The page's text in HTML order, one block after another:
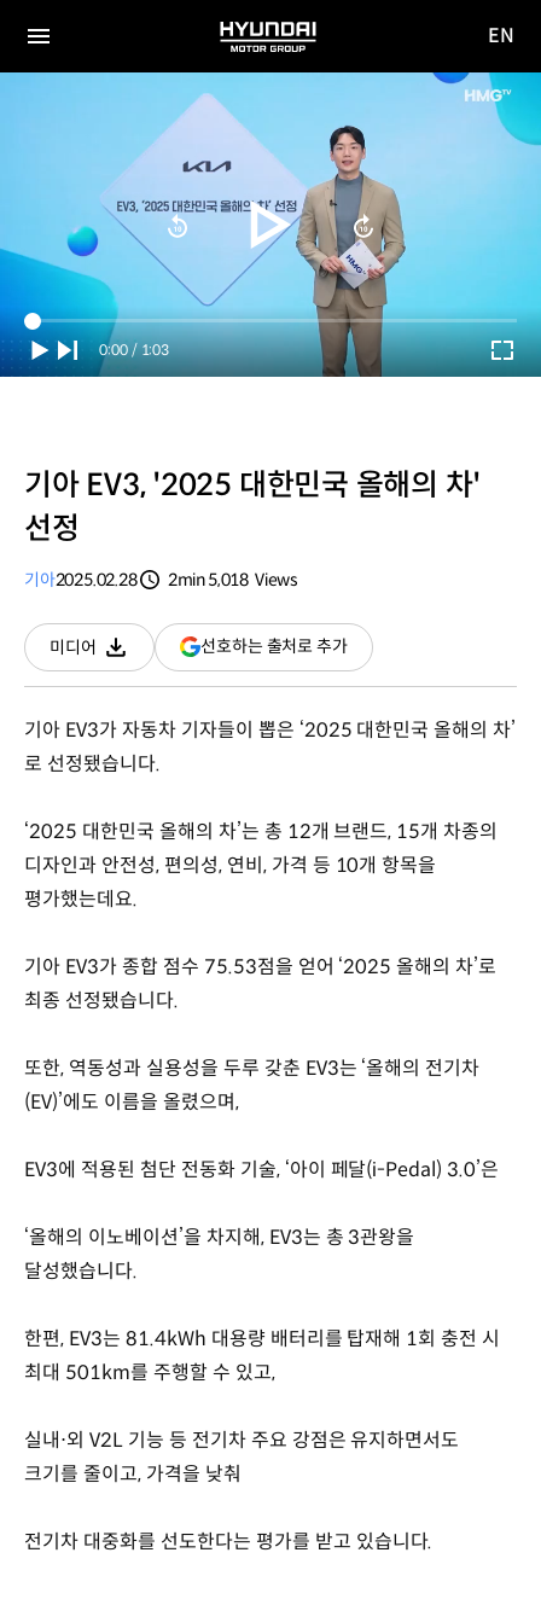
전체
HYUNDAI
MOTOR
GROUP
사이
이동
EN
Current
Time
0:00 / Duration
1:03
기아 EV3, '2025 대한민국 올해의 차'
선정
기아2025.02.28
2min5,018 Views
미디어
다운로드
선호하는 출처로 추가(새
창
기아 EV3가 자동차 기자들이 뽑은 ‘2025 대한민국 올해의 차’
로 선정됐습니다.
‘2025 대한민국 올해의 차’는 총 12개 브랜드, 15개 차종의
디자인과 안전성, 편의성, 연비, 가격 등 10개 항목을
평가했는데요.
기아 EV3가 종합 점수 75.53점을 얻어 ‘2025 올해의 차’로
최종 선정됐습니다.
또한, 역동성과 실용성을 두루 갖춘 EV3는 ‘올해의 전기차
(EV)’에도 이름을 올렸으며,
EV3에 적용된 첨단 전동화 기술, ‘아이 페달(i-Pedal) 3.0’은
‘올해의 이노베이션’을 차지해, EV3는 총 3관왕을
달성했습니다.
한편, EV3는 81.4kWh 대용량 배터리를 탑재해 1회 충전 시
최대 501km를 주행할 수 있고,
실내⋅외 V2L 기능 등 전기차 주요 강점은 유지하면서도
크기를 줄이고, 가격을 낮춰
전기차 대중화를 선도한다는 평가를 받고 있습니다.